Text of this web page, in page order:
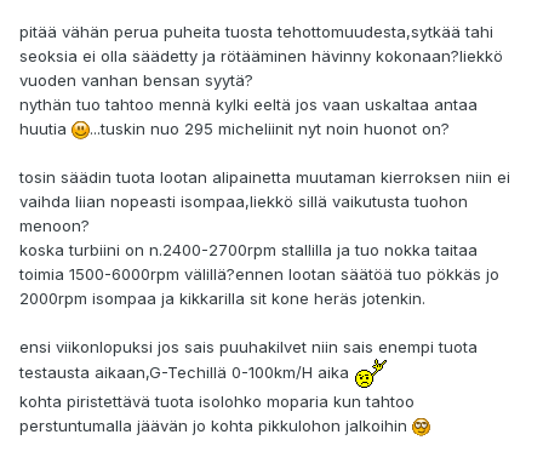
pitää vähän perua puheita tuosta tehottomuudesta,sytkää tahi
seoksia ei olla säädetty ja rötääminen hävinny kokonaan?liekkö
vuoden vanhan bensan syytä?
nythän tuo tahtoo mennä kylki eeltä jos vaan uskaltaa antaa
huutia
...tuskin nuo 295 micheliinit nyt noin huonot on?
tosin säädin tuota lootan alipainetta muutaman kierroksen niin ei
vaihda liian nopeasti isompaa,liekkö sillä vaikutusta tuohon
menoon?
koska turbiini on n.2400-2700rpm stallilla ja tuo nokka taitaa
toimia 1500-6000rpm välillä?ennen lootan säätöä tuo pökkäs jo
2000rpm isompaa ja kikkarilla sit kone heräs jotenkin.
ensi viikonlopuksi jos sais puuhakilvet niin sais enempi tuota
testausta aikaan,G-Techillä 0-100km/H aika
kohta piristettävä tuota isolohko moparia kun tahtoo
perstuntumalla jäävän jo kohta pikkulohon jalkoihin